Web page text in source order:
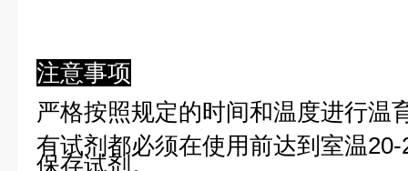
注意事项
严格按照规定的时间和温度进行温
有试剂都必须在使用前达到室温
保存试剂。